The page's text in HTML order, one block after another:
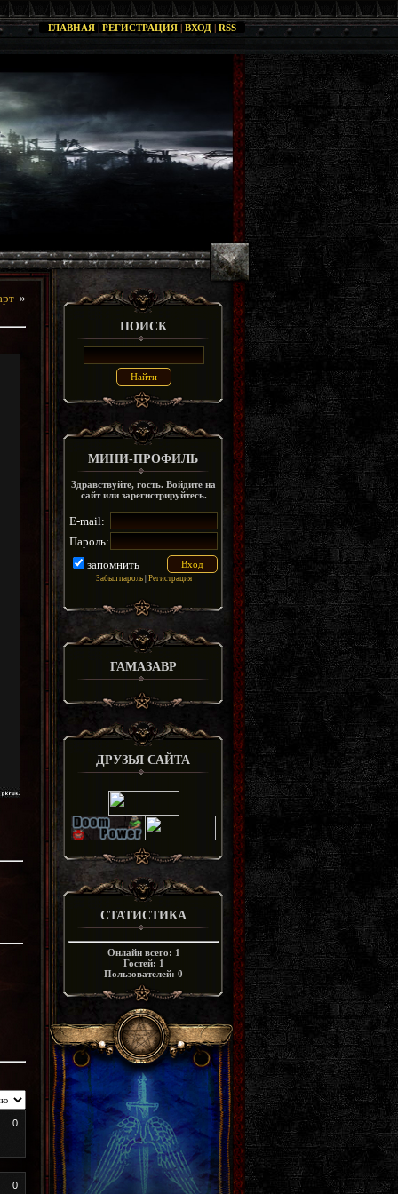
ГЛАВНАЯ | РЕГИСТРАЦИЯ | ВХОД | RSS
»
0
0
ПОИСК
МИНИ-ПРОФИЛЬ
Здравствуйте, гость. Войдите на
сайт или зарегистрируйтесь.
E-mail:
Пароль:
запомнить
Забыл пароль| Регистрация
ГАМАЗАВР
ДРУЗЬЯ САЙТА
СТАТИСТИКА
Онлайн всего: 1
Гостей: 1
Пользователей: 0